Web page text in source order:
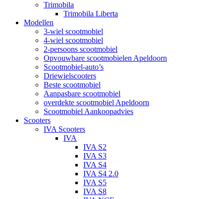
Trimobila
Trimobila Liberta
Modellen
3-wiel scootmobiel
4-wiel scootmobiel
2-persoons scootmobiel
Opvouwbare scootmobielen Apeldoorn
Scootmobiel-auto’s
Driewielscooters
Beste scootmobiel
Aanpasbare scootmobiel
overdekte scootmobiel Apeldoorn
Scootmobiel Aankoopadvies
Scooters
IVA Scooters
IVA
IVA S2
IVA S3
IVA S4
IVA S4 2.0
IVA S5
IVA S8